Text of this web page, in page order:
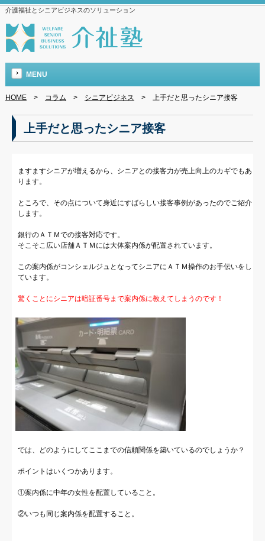
介護福祉とシニアビジネスのソリューション
MENU
HOME> コラム > シニアビジネス > 上手だと思ったシニア接客
上手だと思ったシニア接客
ますますシニアが増えるから、シニアとの接客力が売上向上のカギでもあ
ります。
ところで、その点について身近にすばらしい接客事例があったのでご紹介
します。
銀行のＡＴＭでの接客対応です。
そこそこ広い店舗ＡＴＭには大体案内係が配置されています。
この案内係がコンシェルジュとなってシニアにＡＴＭ操作のお手伝いをし
ています。
驚くことにシニアは暗証番号まで案内係に教えてしまうのです！
では、どのようにしてここまでの信頼関係を築いているのでしょうか？
ポイントはいくつかあります。
①案内係に中年の女性を配置していること。
②いつも同じ案内係を配置すること。